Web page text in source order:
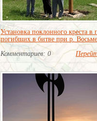
Установка поклонного креста в
погибших в битве при р. Восьме
Комментариев: 0